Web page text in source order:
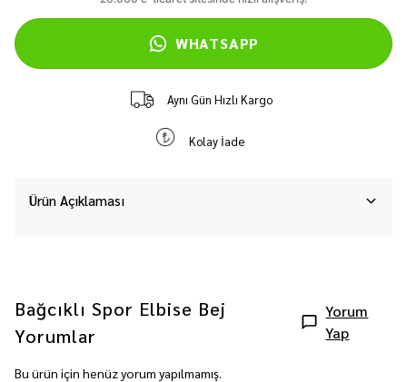
WHATSAPP
Aynı Gün Hızlı Kargo
Kolay İade
Ürün Açıklaması
Bağcıklı Spor Elbise Bej
Yorumlar
Yorum
Yap
Bu ürün için henüz yorum yapılmamış.